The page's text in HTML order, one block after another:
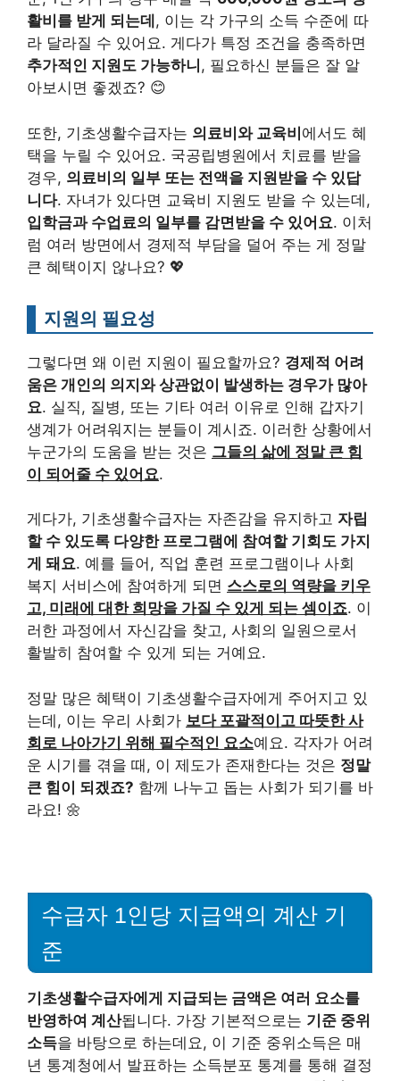
활비를 받게 되는데 , 이는 각 가구의 소득 수준에 따
라 달라질 수 있어요. 게다가 특정 조건을 충족하면
추가적인 지원도 가능하니 , 필요하신 분들은 잘 알
아보시면 좋겠죠? 😊
또한, 기초생활수급자는 의료비와 교육비에서도 혜
택을 누릴 수 있어요. 국공립병원에서 치료를 받을
경우, 의료비의 일부 또는 전액을 지원받을 수 있답
니다. 자녀가 있다면 교육비 지원도 받을 수 있는데,
입학금과 수업료의 일부를 감면받을 수 있어요. 이처
럼 여러 방면에서 경제적 부담을 덜어 주는 게 정말
큰 혜택이지 않나요? 💖
지원의 필요성
그렇다면 왜 이런 지원이 필요할까요? 경제적 어려
움은 개인의 의지와 상관없이 발생하는 경우가 많아
요. 실직, 질병, 또는 기타 여러 이유로 인해 갑자기
생계가 어려워지는 분들이 계시죠. 이러한 상황에서
누군가의 도움을 받는 것은 그들의 삶에 정말 큰 힘
이 되어줄 수 있어요.
게다가, 기초생활수급자는 자존감을 유지하고 자립
할 수 있도록 다양한 프로그램에 참여할 기회도 가지
게 돼요. 예를 들어, 직업 훈련 프로그램이나 사회
복지 서비스에 참여하게 되면 스스로의 역량을 키우
고, 미래에 대한 희망을 가질 수 있게 되는 셈이죠. 이
러한 과정에서 자신감을 찾고, 사회의 일원으로서
활발히 참여할 수 있게 되는 거예요.
정말 많은 혜택이 기초생활수급자에게 주어지고 있
는데, 이는 우리 사회가 보다 포괄적이고 따뜻한 사
회로 나아가기 위해 필수적인 요소예요. 각자가 어려
운 시기를 겪을 때, 이 제도가 존재한다는 것은 정말
큰 힘이 되겠죠? 함께 나누고 돕는 사회가 되기를 바
라요! 🌼
수급자 1인당 지급액의 계산 기
준
기초생활수급자에게 지급되는 금액은 여러 요소를
반영하여 계산됩니다. 가장 기본적으로는 기준 중위
소득을 바탕으로 하는데요, 이 기준 중위소득은 매
년 통계청에서 발표하는 소득분포 통계를 통해 결정